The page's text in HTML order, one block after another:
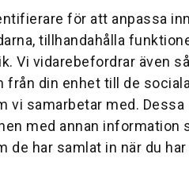
för att anpassa
tillhandahålla
Vi vidarebefordrar även
från din enhet till de
vi samarbetar med. Dessa
med annan information
de har samlat in när du